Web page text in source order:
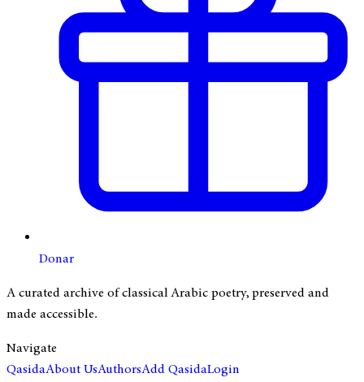
Donar
A curated archive of classical Arabic poetry, preserved and
made accessible.
Navigate
QasidaAbout UsAuthorsAdd QasidaLogin